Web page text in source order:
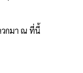
วกมา ณ ที่นี้